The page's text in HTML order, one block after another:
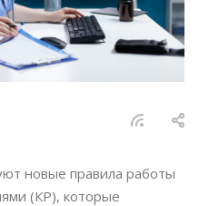
новые правила работы
(КР), которые